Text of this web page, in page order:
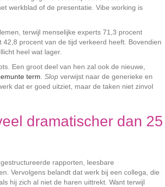
werkblad of de presentatie. Vibe working is
terwijl menselijke experts 71,3 procent
procent van de tijd verkeerd heeft. Bovendien
heel wat lager.
Een groot deel van hen zal ook de nieuwe,
term. Slop verwijst naar de generieke en
dat er goed uitziet, maar de taken niet zinvol
dramatischer dan 25
rapporten, leesbare
Vervolgens belandt dat werk bij een collega, die
hij zich al niet de haren uittrekt. Want terwijl